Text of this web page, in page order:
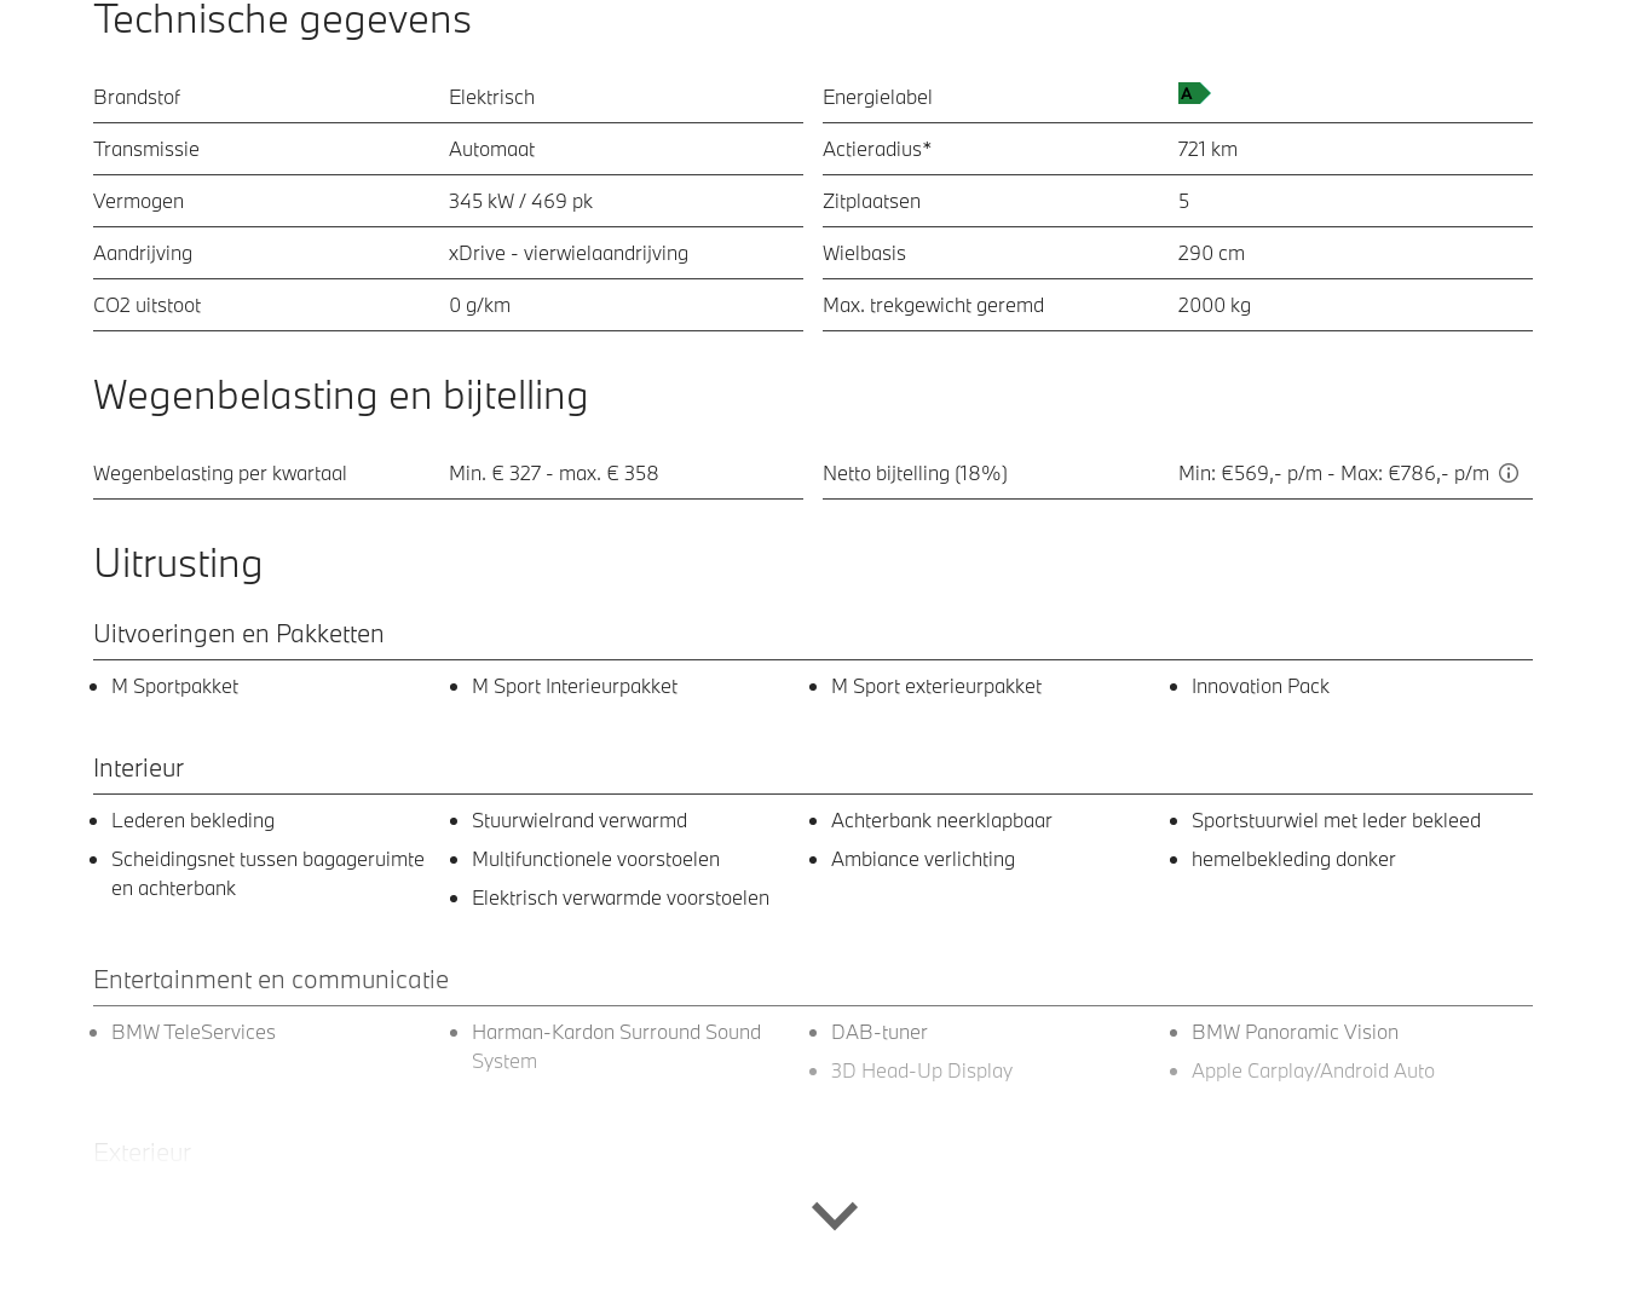
Technische gegevens
Brandstof Elektrisch
Transmissie Automaat
Vermogen 345 kW / 469 pk
Aandrijving xDrive - vierwielaandrijving
CO2 uitstoot 0 g/km
Energielabel
Actieradius* 721 km
Zitplaatsen 5
Wielbasis 290 cm
Max. trekgewicht geremd 2000 kg
Wegenbelasting en bijtelling
Wegenbelasting per kwartaal Min. € 327 - max. € 358 Netto bijtelling (18%) Min: €569,- p/m - Max: €786,- p/m
Uitrusting
Uitvoeringen en Pakketten
M Sportpakket M Sport Interieurpakket M Sport exterieurpakket Innovation Pack
Interieur
Lederen bekleding Stuurwielrand verwarmd Achterbank neerklapbaar
Sportstuurwiel met leder bekleed
Scheidingsnet tussen bagageruimte
en achterbank
Multifunctionele voorstoelen Ambiance verlichting
hemelbekleding donker
Elektrisch verwarmde voorstoelen
Entertainment en communicatie
BMW TeleServices
Harman-Kardon Surround Sound
System
DAB-tuner
BMW Panoramic Vision
3D Head-Up Display
Apple Carplay/Android Auto
Exterieur
22 inch LM Y-Spaak (Styling 1054 M)
Bicolor